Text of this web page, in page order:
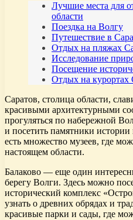
Лучшие места для
области
Поездка на Волгу
Путешествие в
Отдых на пляжах
Исследование
Посещение
Отдых на курортах
Саратов, столица области,
красивыми архитектурными
прогуляться по набережной
и посетить памятники
есть множество музеев, где
настоящем области.
Балаково — еще один
берегу Волги. Здесь можно
исторический комплекс
узнать о древних обрядах и
красивые парки и сады, где